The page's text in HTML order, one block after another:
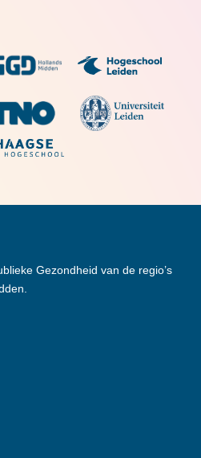
Gezondheid van de regio’s